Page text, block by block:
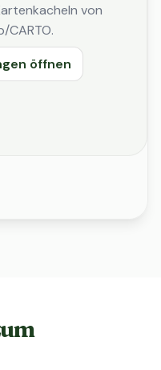
von
CARTO.
öffnen